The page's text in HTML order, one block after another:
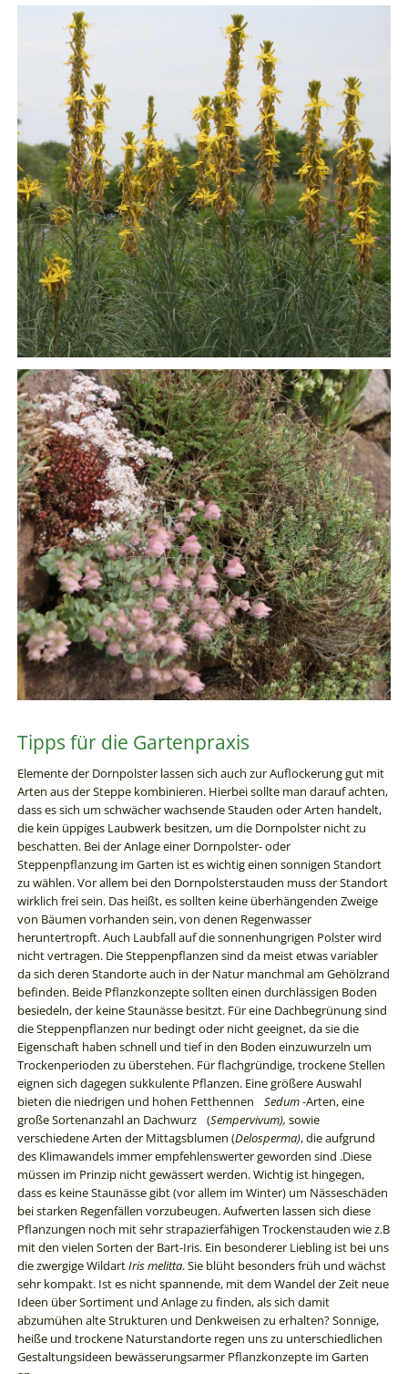
Tipps für die Gartenpraxis
Elemente der Dornpolster lassen sich auch zur Auflockerung gut mit
Arten aus der Steppe kombinieren. Hierbei sollte man darauf achten,
dass es sich um schwächer wachsende Stauden oder Arten handelt,
die kein üppiges Laubwerk besitzen, um die Dornpolster nicht zu
beschatten. Bei der Anlage einer Dornpolster- oder
Steppenpflanzung im Garten ist es wichtig einen sonnigen Standort
zu wählen. Vor allem bei den Dornpolsterstauden muss der Standort
wirklich frei sein. Das heißt, es sollten keine überhängenden Zweige
von Bäumen vorhanden sein, von denen Regenwasser
heruntertropft. Auch Laubfall auf die sonnenhungrigen Polster wird
nicht vertragen. Die Steppenpflanzen sind da meist etwas variabler
da sich deren Standorte auch in der Natur manchmal am Gehölzrand
befinden. Beide Pflanzkonzepte sollten einen durchlässigen Boden
besiedeln, der keine Staunässe besitzt. Für eine Dachbegrünung sind
die Steppenpflanzen nur bedingt oder nicht geeignet, da sie die
Eigenschaft haben schnell und tief in den Boden einzuwurzeln um
Trockenperioden zu überstehen. Für flachgründige, trockene Stellen
eignen sich dagegen sukkulente Pflanzen. Eine größere Auswahl
bieten die niedrigen und hohen Fetthennen
Sedum-Arten, eine
große Sortenanzahl an Dachwurz
(Sempervivum), sowie
verschiedene Arten der Mittagsblumen (Delosperma), die aufgrund
des Klimawandels immer empfehlenswerter geworden sind .Diese
müssen im Prinzip nicht gewässert werden. Wichtig ist hingegen,
dass es keine Staunässe gibt (vor allem im Winter) um Nässeschäden
bei starken Regenfällen vorzubeugen. Aufwerten lassen sich diese
Pflanzungen noch mit sehr strapazierfähigen Trockenstauden wie z.B
mit den vielen Sorten der Bart-Iris. Ein besonderer Liebling ist bei uns
die zwergige WildartIris melitta. Sie blüht besonders früh und wächst
sehr kompakt. Ist es nicht spannende, mit dem Wandel der Zeit neue
Ideen über Sortiment und Anlage zu finden, als sich damit
abzumühen alte Strukturen und Denkweisen zu erhalten? Sonnige,
heiße und trockene Naturstandorte regen uns zu unterschiedlichen
Gestaltungsideen bewässerungsarmer Pflanzkonzepte im Garten